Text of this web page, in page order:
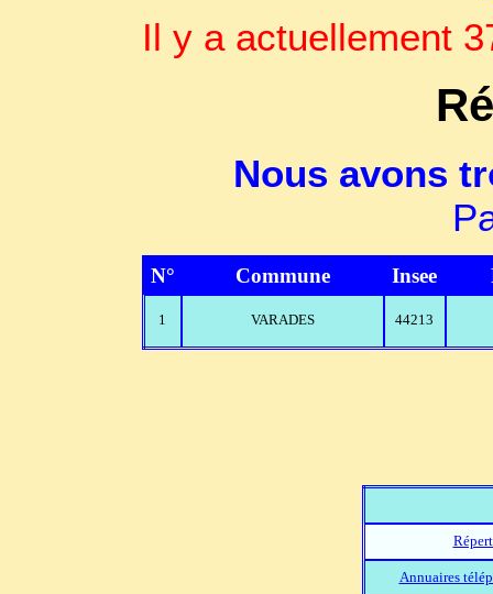
Il y a actuellement
Nous avons
N° Commune Insee
1 VARADES 44213
Annuaires